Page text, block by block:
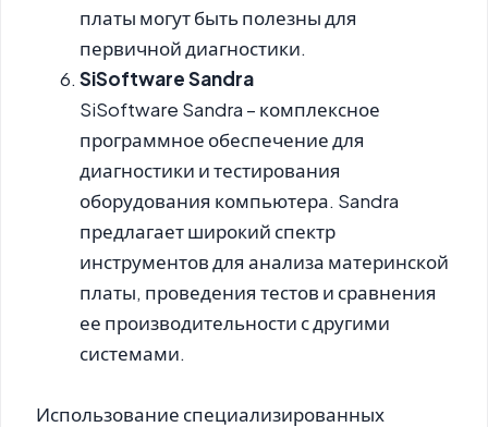
платы могут быть полезны для
первичной диагностики.
SiSoftware Sandra
SiSoftware Sandra – комплексное
программное обеспечение для
диагностики и тестирования
оборудования компьютера. Sandra
предлагает широкий спектр
инструментов для анализа материнской
платы, проведения тестов и сравнения
ее производительности с другими
системами.
Использование специализированных